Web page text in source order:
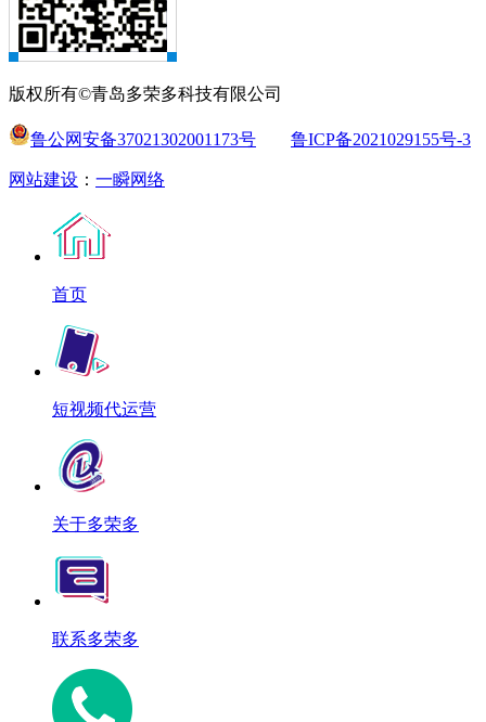
版权所有©青岛多荣多科技有限公司
鲁公网安备37021302001173号 鲁ICP备2021029155号-3
网站建设 ： 一瞬网络
首页
短视频代运营
关于多荣多
联系多荣多